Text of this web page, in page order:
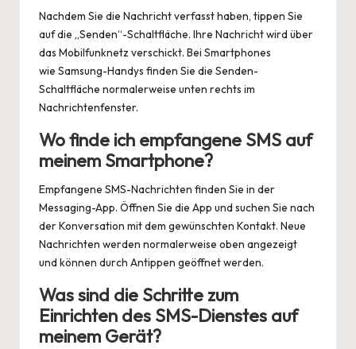
Nachdem Sie die Nachricht verfasst haben, tippen Sie
auf die „Senden“-Schaltfläche. Ihre Nachricht wird über
das Mobilfunknetz verschickt. Bei Smartphones
wie Samsung-Handys finden Sie die Senden-
Schaltfläche normalerweise unten rechts im
Nachrichtenfenster.
Wo finde ich empfangene SMS auf
meinem Smartphone?
Empfangene SMS-Nachrichten finden Sie in der
Messaging-App. Öffnen Sie die App und suchen Sie nach
der Konversation mit dem gewünschten Kontakt. Neue
Nachrichten werden normalerweise oben angezeigt
und können durch Antippen geöffnet werden.
Was sind die Schritte zum
Einrichten des SMS-Dienstes auf
meinem Gerät?